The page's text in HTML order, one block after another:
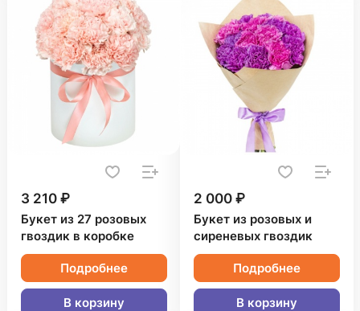
3 210 ₽
Букет из 27 розовых
гвоздик в коробке
Подробнее
В корзину
2 000 ₽
Букет из розовых и
сиреневых гвоздик
Подробнее
В корзину